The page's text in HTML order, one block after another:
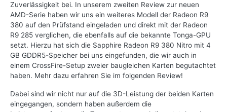
Zuverlässigkeit bei. In unserem zweiten Review zur neuen
AMD-Serie haben wir uns ein weiteres Modell der Radeon R9
380 auf den Prüfstand eingeladen und direkt mit der Radeon
R9 285 verglichen, die ebenfalls auf die bekannte Tonga-GPU
setzt. Hierzu hat sich die Sapphire Radeon R9 380 Nitro mit 4
GB GDDR5-Speicher bei uns eingefunden, die wir auch in
einem CrossFire-Setup zweier baugleichen Karten begutachtet
haben. Mehr dazu erfahren Sie im folgenden Review!
Dabei sind wir nicht nur auf die 3D-Leistung der beiden Karten
eingegangen, sondern haben außerdem die